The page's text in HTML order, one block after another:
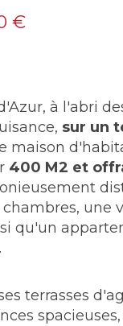
€
à l'abri
sur un
maison
400 M2 et
une
qu'un
terrasses